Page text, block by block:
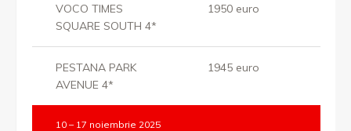
VOCO TIMES
SQUARE SOUTH 4*
1950 euro
PESTANA PARK
AVENUE 4*
1945 euro
10 – 17 noiembrie 2025